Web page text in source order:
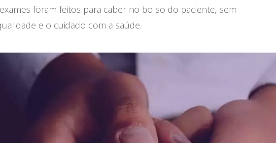
foram feitos para caber no bolso do paciente, sem
e o cuidado com a saúde.